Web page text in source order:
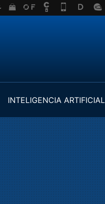
INTELIGENCIA ARTIFICIAL